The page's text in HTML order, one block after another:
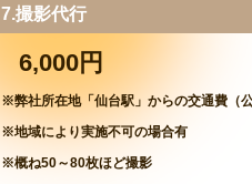
7.撮影代行
6,000円
※弊社所在地「仙台駅」からの交通費（
※地域により実施不可の場合有
※概ね50～80枚ほど撮影